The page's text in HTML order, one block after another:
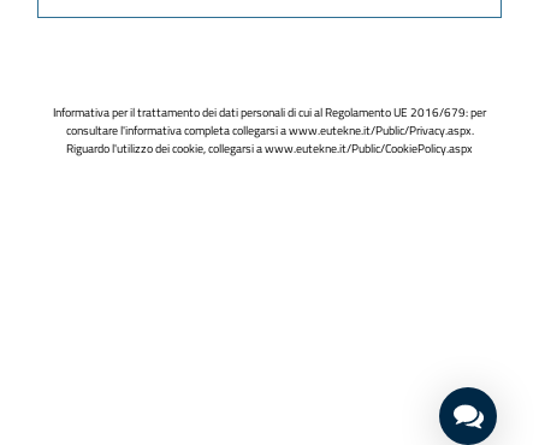
Informativa per il trattamento dei dati personali di cui al Regolamento UE 2016/679: per
consultare l'informativa completa collegarsi awww.eutekne.it/Public/Privacy.aspx.
Riguardo l'utilizzo dei cookie, collegarsi awww.eutekne.it/Public/CookiePolicy.aspx